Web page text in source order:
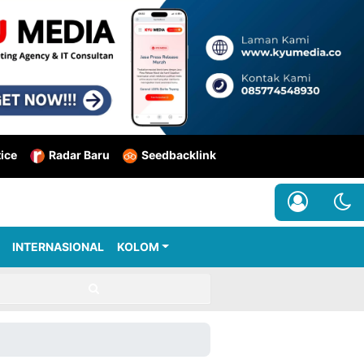
Radar Baru Seedbacklink
INTERNASIONAL KOLOM